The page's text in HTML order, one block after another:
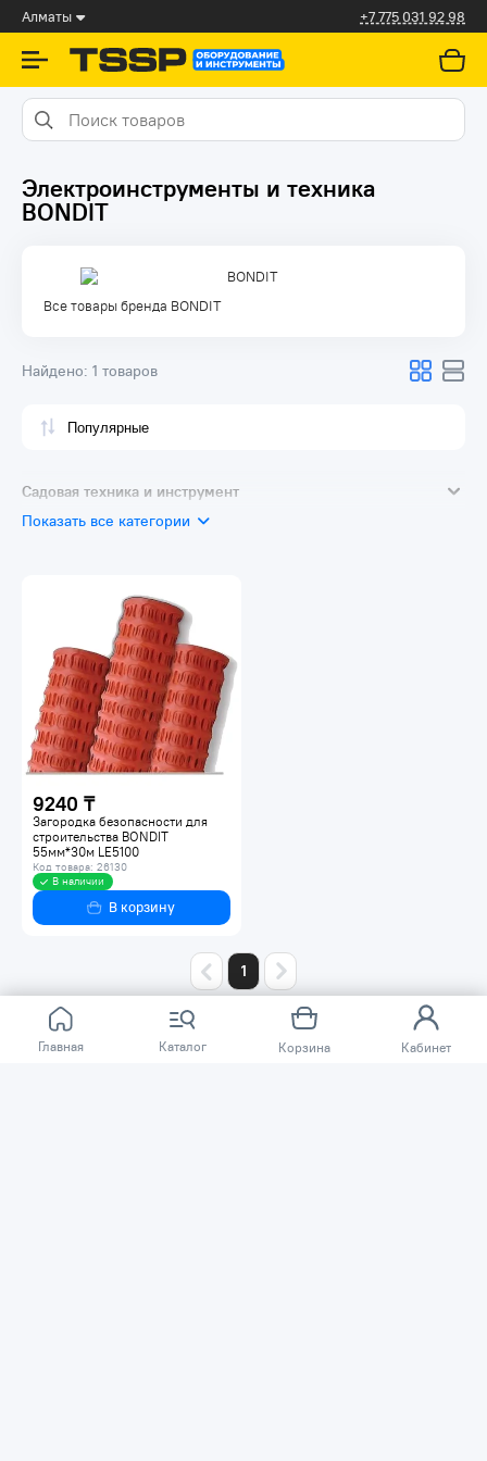
Алматы +7 775 031 92 98
Главная Каталог Корзина Кабинет
Электроинструменты и техника
BONDIT
Все товары бренда BONDIT
Найдено: 1 товаров
Садовая техника и инструмент
Садовый инвентарь и инструмент
Показать все категории
9240 ₸
Загородка безопасности для
строительства BONDIT
55мм*30м LE5100
Код товара: 26130
В наличии
В корзину
1